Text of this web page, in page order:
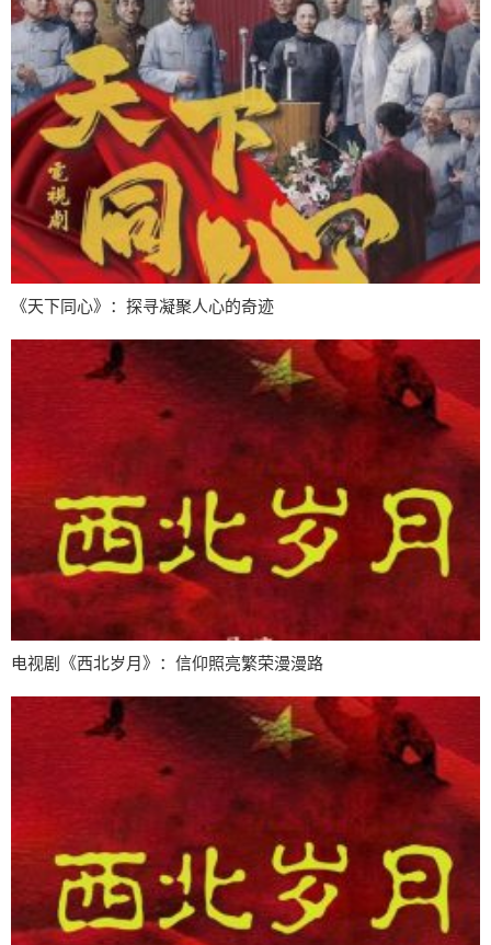
《天下同心》：探寻凝聚人心的奇迹
电视剧《西北岁月》：信仰照亮繁荣漫漫路